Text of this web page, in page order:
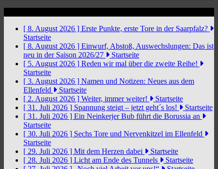
[ 8. August 2026 ] Erste Punkte, erste Tore in der Saarpfalz?
Startseite
[ 8. August 2026 ] Einwurf, Abstoß, Auswechslungen: Das ist
neu in der Saison 2026/27
Startseite
[ 5. August 2026 ] Reden wir mal über die zweite Reihe!
Startseite
[ 3. August 2026 ] Namen und Notizen: Neues aus dem
Ellenfeld
Startseite
[ 2. August 2026 ] Weiter, immer weiter!
Startseite
[ 31. Juli 2026 ] Spannung steigt – jetzt geht´s los!
Startseite
[ 31. Juli 2026 ] Ein Neinkerjer Bub führt die Borussia an
Startseite
[ 30. Juli 2026 ] Sechs Tore und Nervenkitzel im Ellenfeld
Startseite
[ 29. Juli 2026 ] Mit dem Herzen dabei
Startseite
[ 28. Juli 2026 ] Licht am Ende des Tunnels
Startseite